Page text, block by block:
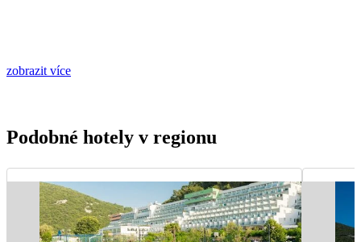
zobrazit více
Podobné hotely v regionu